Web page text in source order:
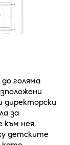
голяма
директорски
за
към нея.
детските